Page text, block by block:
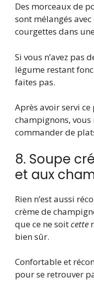
Des morceaux de
sont mélangés
courgettes dans
Si vous n’avez pas
légume restant
faites pas.
Après avoir servi
champignons,
commander de
8. Soupe
et aux
Rien n’est aussi
crème de
que ce ne soitcette
bien sûr.
Confortable et
pour se retrouver